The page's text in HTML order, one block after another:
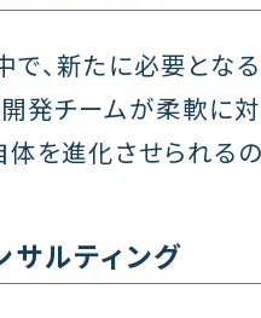
で、新たに必要とな
発チームが柔軟に
を進化させられる
ルティング